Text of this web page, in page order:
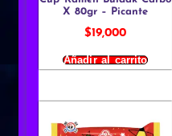
X 80gr – Picante
$19,000
Añadir al carrito